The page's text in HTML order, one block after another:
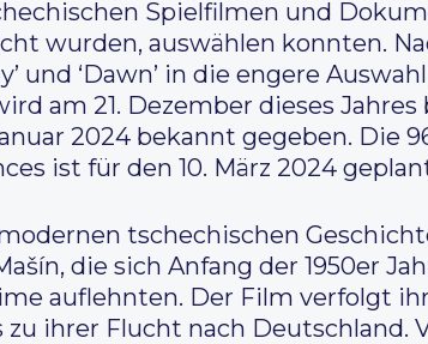
Spielfilmen und
wurden, auswählen konnten.
und ‘Dawn’ in die engere
am 21. Dezember dieses
2024 bekannt gegeben. Die
ist für den 10. März 2024
tschechischen
die sich Anfang der 1950er
auflehnten. Der Film verfolgt
ihrer Flucht nach Deutschland.